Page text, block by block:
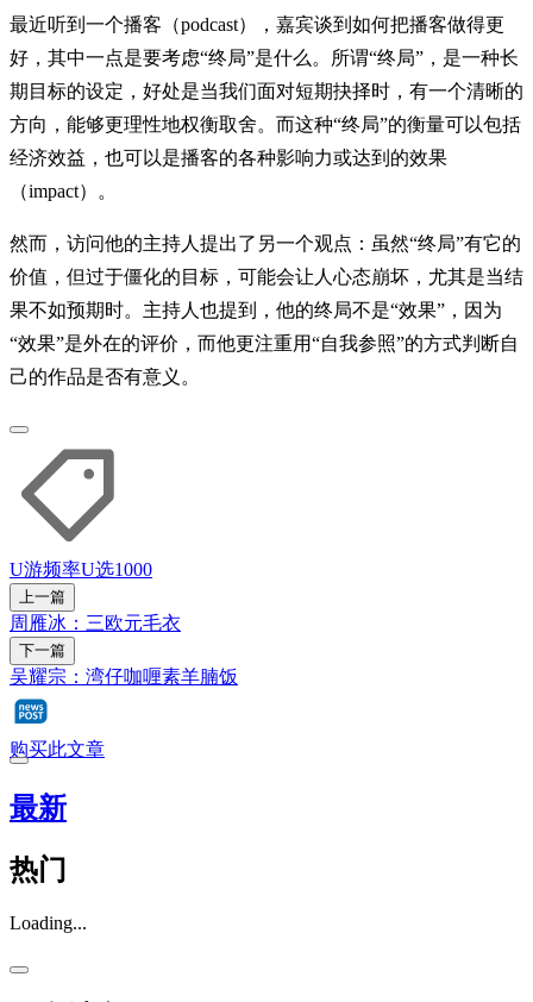
最近听到一个播客（podcast），嘉宾谈到如何把播客做得更
好，其中一点是要考虑“终局”是什么。所谓“终局”，是一种长
期目标的设定，好处是当我们面对短期抉择时，有一个清晰的
方向，能够更理性地权衡取舍。而这种“终局”的衡量可以包括
经济效益，也可以是播客的各种影响力或达到的效果
（impact）。
然而，访问他的主持人提出了另一个观点：虽然“终局”有它的
价值，但过于僵化的目标，可能会让人心态崩坏，尤其是当结
果不如预期时。主持人也提到，他的终局不是“效果”，因为
“效果”是外在的评价，而他更注重用“自我参照”的方式判断自
己的作品是否有意义。
U游频率U选1000
上一篇
周雁冰：三欧元毛衣
下一篇
吴耀宗：湾仔咖喱素羊腩饭
购买此文章
最新
热门
Loading...